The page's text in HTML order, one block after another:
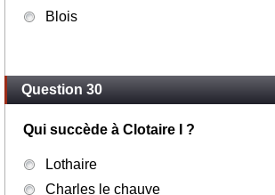
Blois
Question 30
Qui succède à Clotaire I ?
Lothaire
Charles le chauve